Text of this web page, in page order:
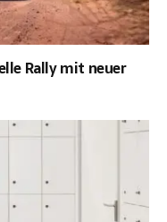
Rally mit neuer